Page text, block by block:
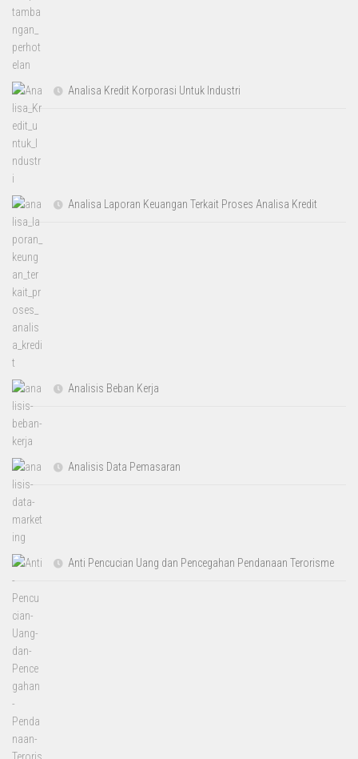
Analisa Kredit Korporasi Untuk Industri
Analisa Laporan Keuangan Terkait Proses Analisa Kredit
Analisis Beban Kerja
Analisis Data Pemasaran
Anti Pencucian Uang dan Pencegahan Pendanaan Terorisme